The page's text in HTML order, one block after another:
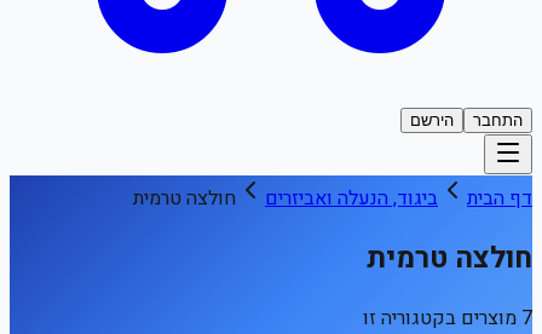
התחבר הירשם
דף הבית ביגוד, הנעלה ואביזרים חולצה טרמית
חולצה טרמית
7 מוצרים בקטגוריה זו